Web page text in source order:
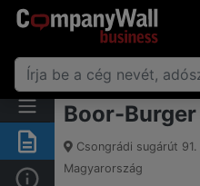
Összegzés
Alap információk
Boor-
Csongrádi sugárút
Magyarország